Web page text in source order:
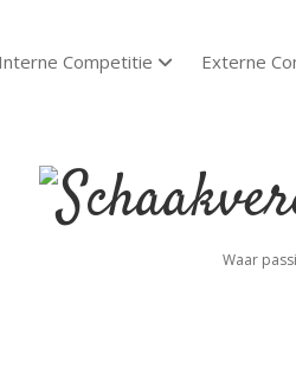
menu
Interne Competitie open dropdown
Externe
Waar